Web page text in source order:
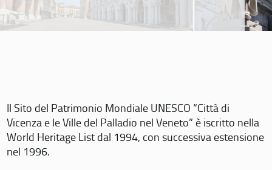
Il Sito del Patrimonio Mondiale UNESCO “Città di
Vicenza e le Ville del Palladio nel Veneto” è iscritto nella
World Heritage List dal 1994, con successiva estensione
nel 1996.